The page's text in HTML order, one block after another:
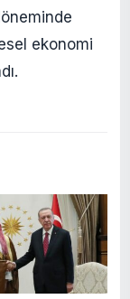
ekonomi